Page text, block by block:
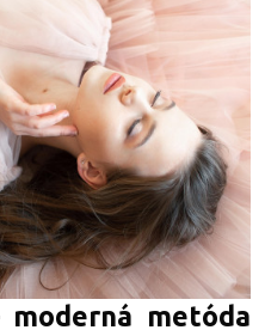
moderná metóda